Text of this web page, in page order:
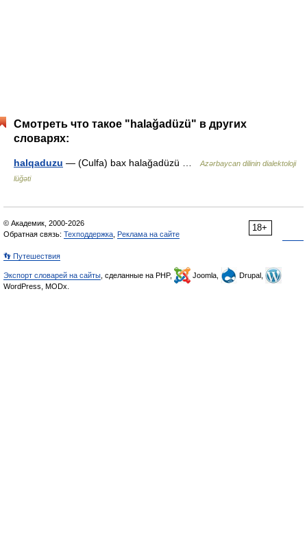
Смотреть что такое "halağadüzü" в других
словарях:
halqaduzu — (Culfa) bax halağadüzü …
Azərbaycan dilinin dialektoloji
lüğəti
18+
© Академик, 2000-2026
Обратная связь: Техподдержка Реклама на сайте
👣 Путешествия
Экспорт словарей на сайты , сделанные на PHP, Joomla,
Drupal,
WordPress, MODx.